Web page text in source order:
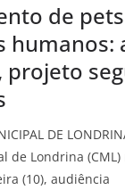
de
humanos:
projeto
DE
de Londrina
(10), audiência